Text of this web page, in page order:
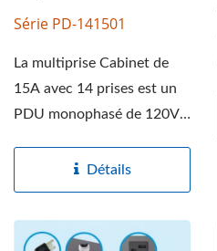
Série PD-141501
La multiprise Cabinet de
15A avec 14 prises est un
PDU monophasé de 120V.
Détails